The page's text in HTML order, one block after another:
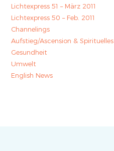
Lichtexpress 51 – März 2011
Lichtexpress 50 – Feb. 2011
Channelings
Aufstieg/Ascension & Spirituelles
Gesundheit
Umwelt
English News